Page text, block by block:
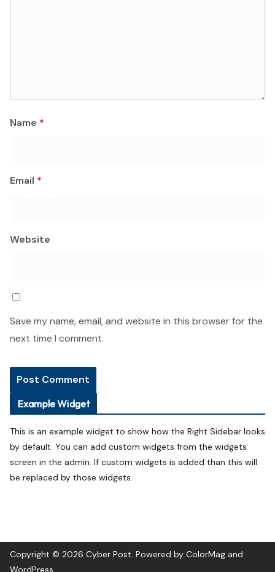
Name *
Email *
Website
Save my name, email, and website in this browser for the
next time I comment.
Example Widget
This is an example widget to show how the Right Sidebar looks
by default. You can add custom widgets from the widgets
screen in the admin. If custom widgets is added than this will
be replaced by those widgets.
Copyright © 2026 Cyber Post. Powered by ColorMag and
WordPress